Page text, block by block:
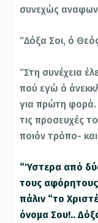
συνεχώς
“Δόξα Σοι, ό
“Στη συνέχεια
πού εγώ ό
για πρώτη φορά.
τις προσευχές
ποιόν τρόπο-
“Ύστερα από
τους αφόρητους
πάλιν “το
όνομα Σου!..